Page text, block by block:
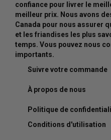
confiance pour livrer le
meilleur prix. Nous avons
Canada pour nous assurer
et les friandises les plus
temps. Vous pouvez nous
importants.
Suivre votre commande
À propos de nous
Politique de
Conditions d'utilisation